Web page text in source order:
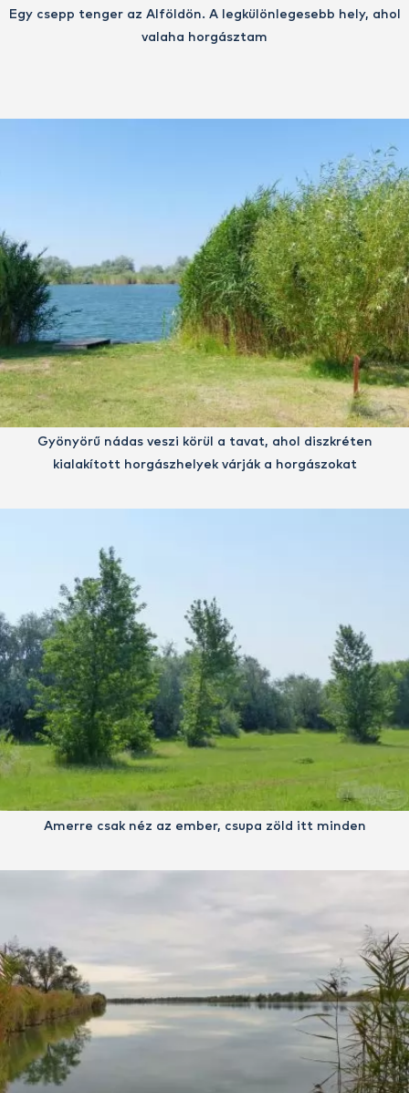
Egy csepp tenger az Alföldön. A legkülönlegesebb hely, ahol
valaha horgásztam
Gyönyörű nádas veszi körül a tavat, ahol diszkréten
kialakított horgászhelyek várják a horgászokat
Amerre csak néz az ember, csupa zöld itt minden